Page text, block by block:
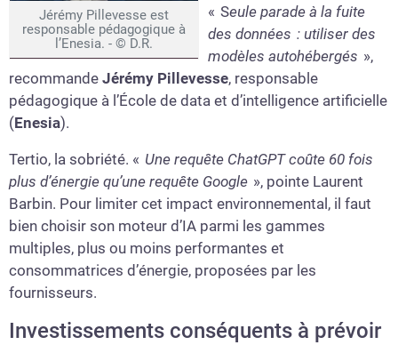
Jérémy Pillevesse est
responsable pédagogique à
l’Enesia. - © D.R.
« Seule parade à la fuite
des données : utiliser des
modèles autohébergés »,
recommande Jérémy Pillevesse, responsable
pédagogique à l’École de data et d’intelligence artificielle
(Enesia).
Tertio, la sobriété. « Une requête ChatGPT coûte 60 fois
plus d’énergie qu’une requête Google », pointe Laurent
Barbin. Pour limiter cet impact environnemental, il faut
bien choisir son moteur d’IA parmi les gammes
multiples, plus ou moins performantes et
consommatrices d’énergie, proposées par les
fournisseurs.
Investissements conséquents à prévoir